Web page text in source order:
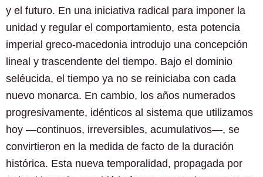
y el futuro. En una iniciativa radical para imponer la
unidad y regular el comportamiento, esta potencia
imperial greco-macedonia introdujo una concepción
lineal y trascendente del tiempo. Bajo el dominio
seléucida, el tiempo ya no se reiniciaba con cada
nuevo monarca. En cambio, los años numerados
progresivamente, idénticos al sistema que utilizamos
hoy —continuos, irreversibles, acumulativos—, se
convirtieron en la medida de facto de la duración
histórica. Esta nueva temporalidad, propagada por